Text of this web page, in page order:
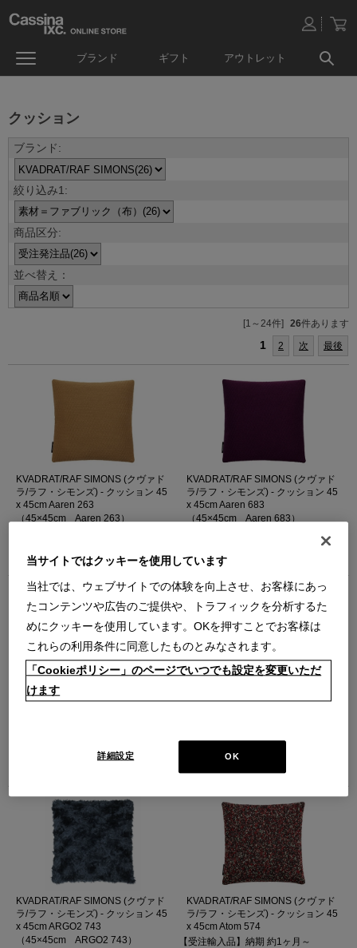
ブランド ギフト アウトレット
クッション
並べ替え：
[1～24件] 26件あります
1 2 次 最後
KVADRAT/RAF SIMONS (クヴァド
ラ/ラフ・シモンズ) - クッション 45
x 45cm Aaren 263
（45×45cm Aaren 263）
在庫：受注発注
KVADRAT/RAF SIMONS (クヴァド
ラ/ラフ・シモンズ) - クッション 45
x 45cm Aaren 683
（45×45cm Aaren 683）
在庫：受注発注
KVADRAT/RAF SIMONS (クヴァド
ラ/ラフ・シモンズ) - クッション 45
ラ/ラフ・シモンズ) - クッション 45
【受注輸入品】納期 約1ヶ月～
￥60,500
在庫：受注発注
KVADRAT/RAF SIMONS (クヴァド
ラ/ラフ・シモンズ) - クッション 45
x 45cm ARGO2 743
（45×45cm ARGO2 743）
KVADRAT/RAF SIMONS (クヴァド
ラ/ラフ・シモンズ) - クッション 45
x 45cm Atom 574
【受注輸入品】納期 約1ヶ月～
当サイトではクッキーを使用しています
当社では、ウェブサイトでの体験を向上させ、お客様にあっ
たコンテンツや広告のご提供や、トラフィックを分析するた
めにクッキーを使用しています。OKを押すことでお客様は
これらの利用条件に同意したものとみなされます。
「Cookieポリシー」のページでいつでも設定を変更いただ
けます
OK
詳細設定